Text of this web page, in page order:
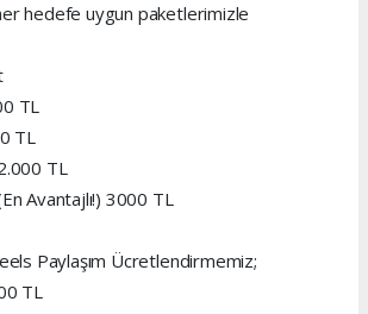
hedefe uygun paketlerimizle
TL
TL
TL
Avantajlı!) 3000 TL
Paylaşım Ücretlendirmemiz;
TL